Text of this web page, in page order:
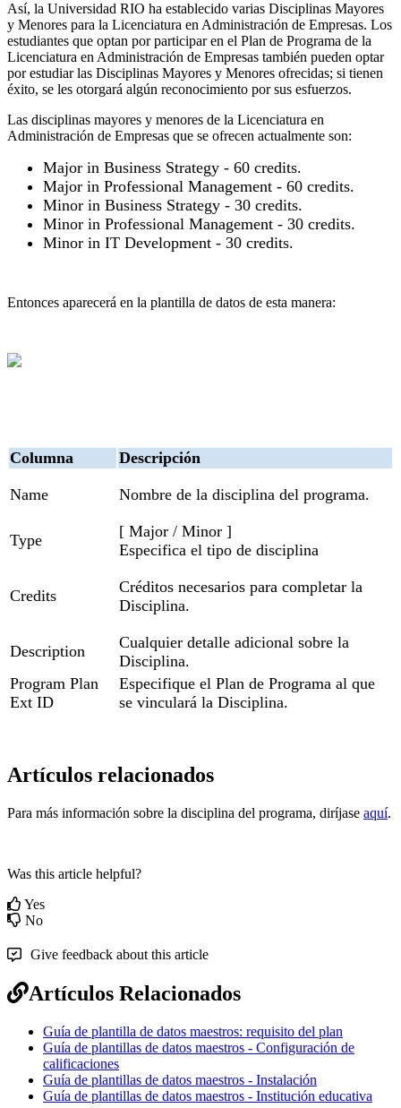
Así, la Universidad RIO ha establecido varias Disciplinas Mayores
y Menores para la Licenciatura en Administración de Empresas. Los
estudiantes que optan por participar en el Plan de Programa de la
Licenciatura en Administración de Empresas también pueden optar
por estudiar las Disciplinas Mayores y Menores ofrecidas; si tienen
éxito, se les otorgará algún reconocimiento por sus esfuerzos.
Las disciplinas mayores y menores de la Licenciatura en
Administración de Empresas que se ofrecen actualmente son:
Major in Business Strategy - 60 credits.
Major in Professional Management - 60 credits.
Minor in Business Strategy - 30 credits.
Minor in Professional Management - 30 credits.
Minor in IT Development - 30 credits.
Entonces aparecerá en la plantilla de datos de esta manera:
Columna Descripción
Name Nombre de la disciplina del programa.
Type
[ Major / Minor ]
Especifica el tipo de disciplina
Credits
Créditos necesarios para completar la
Disciplina.
Description
Cualquier detalle adicional sobre la
Disciplina.
Program Plan
Ext ID
Especifique el Plan de Programa al que
se vinculará la Disciplina.
Artículos relacionados
Para más información sobre la disciplina del programa, diríjase aquí.
Was this article helpful?
Yes
No
Give feedback about this article
Artículos Relacionados
Guía de plantilla de datos maestros: requisito del plan
Guía de plantillas de datos maestros - Configuración de
calificaciones
Guía de plantillas de datos maestros - Instalación
Guía de plantillas de datos maestros - Institución educativa